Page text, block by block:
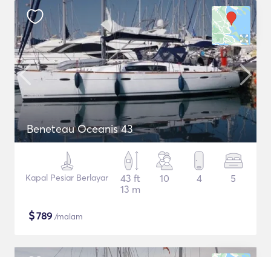
Beneteau Oceanis 43
Kapal Pesiar Berlayar
43 ft
13 m
10 4 5
$789 /malam